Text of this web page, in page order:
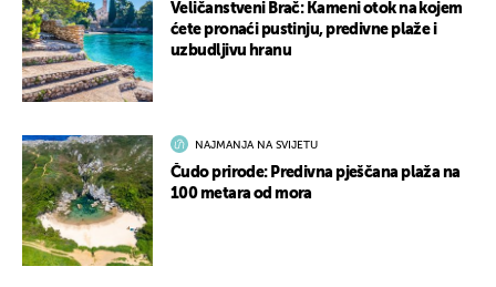
Veličanstveni Brač: Kameni otok na kojem
ćete pronaći pustinju, predivne plaže i
uzbudljivu hranu
NAJMANJA NA SVIJETU
Čudo prirode: Predivna pješčana plaža na
100 metara od mora